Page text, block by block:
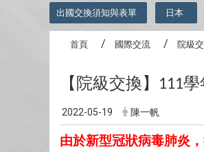
出國交換須知與表單 日本
首頁 國際交流 院級
【院級交換】 111學
2022-05-19 陳一帆
由於新型冠狀病毒肺炎